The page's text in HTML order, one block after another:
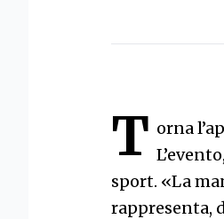
T orna
sport. «La
rappresenta,